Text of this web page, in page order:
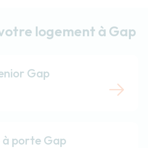
logement à Gap
Gap
à porte Gap